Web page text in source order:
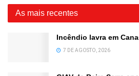
As mais recentes
Incêndio lavra em
7 DE AGOSTO, 2026